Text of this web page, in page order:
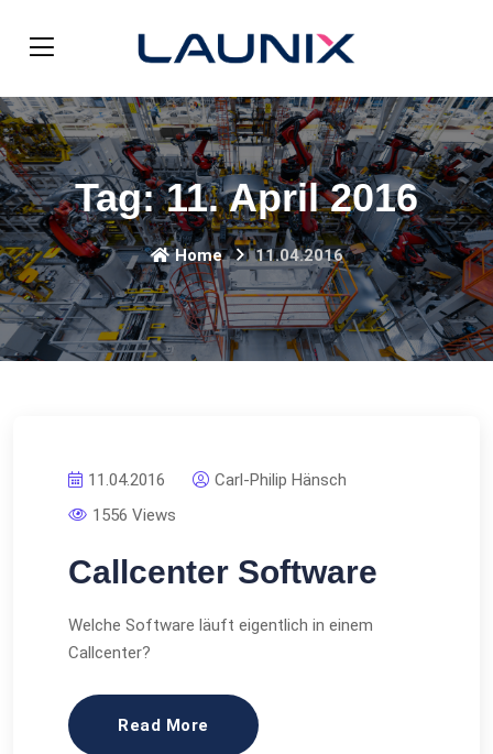
Tag:11. April 2016
Home 11.04.2016
11.04.2016
Carl-Philip Hänsch
1556 Views
Callcenter Software
Welche Software läuft eigentlich in einem
Callcenter?
Read More